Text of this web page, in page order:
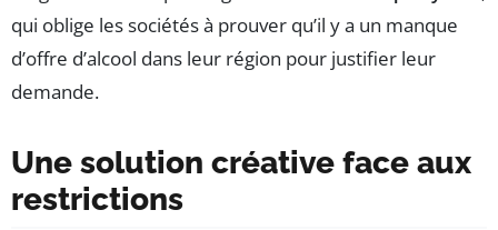
qui oblige les sociétés à prouver qu’il y a un manque
d’offre d’alcool dans leur région pour justifier leur
demande.
Une solution créative face aux
restrictions